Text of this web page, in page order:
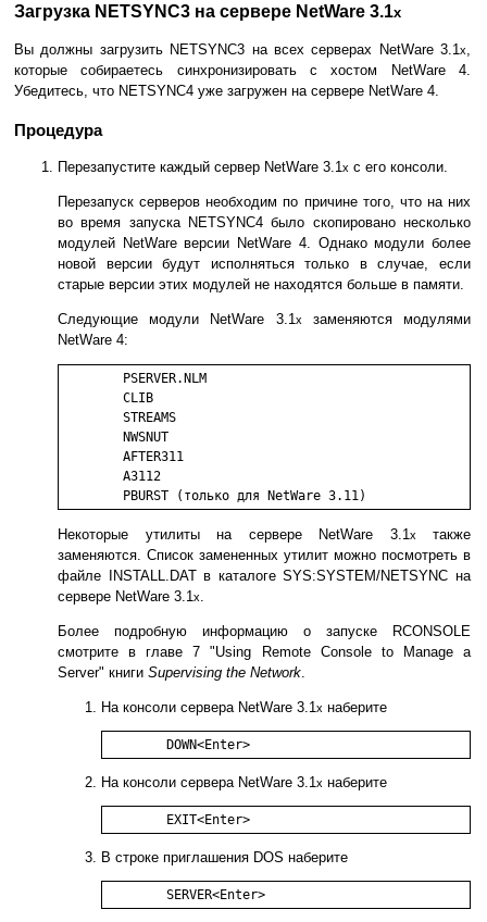
Загрузка NETSYNC3 на сервере NetWare 3.1x
Вы должны загрузить NETSYNC3 на всех серверах NetWare 3.1x
которые собираетесь синхронизировать с хостом NetWare 4.
Убедитесь, что NETSYNC4 уже загружен на сервере NetWare 4.
Процедура
Перезапустите каждый сервер NetWare 3.1x с его консоли.
Перезапуск серверов необходим по причине того, что на них
во время запуска NETSYNC4 было скопировано несколько
модулей NetWare версии NetWare 4. Однако модули более
новой версии будут исполняться только в случае, если
старые версии этих модулей не находятся больше в памяти.
Следующие модули NetWare 3.1x
заменяются модулями
NetWare 4:
	PBURST (только для NetWare 3.11)
Некоторые утилиты на сервере NetWare 3.1x
также
заменяются. Список замененных утилит можно посмотреть в
файле INSTALL.DAT в каталоге SYS:SYSTEM/NETSYNC на
сервере NetWare 3.1x
Более подробную информацию о запуске RCONSOLE
смотрите в главе 7 "Using Remote Console to Manage a
Server" книги Supervising the Network
На консоли сервера NetWare 3.1x наберите
На консоли сервера NetWare 3.1x наберите
В строке приглашения DOS наберите